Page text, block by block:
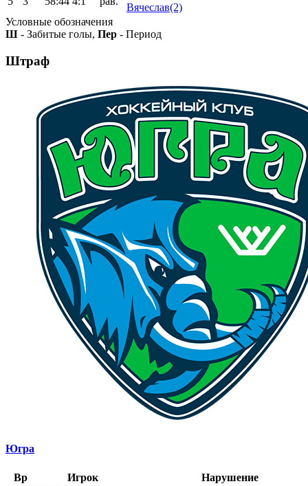
Вячеслав(2)
Условные обозначения
Ш - Забитые голы, Пер - Период
Штраф
Югра
Вр Игрок
Нарушение